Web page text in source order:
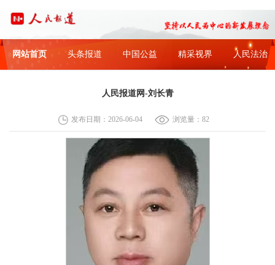
网站首页 头条报道 中国公益 精采视界 人民法治
人民报道网-刘长青
发布日期：2026-06-04 浏览量：82